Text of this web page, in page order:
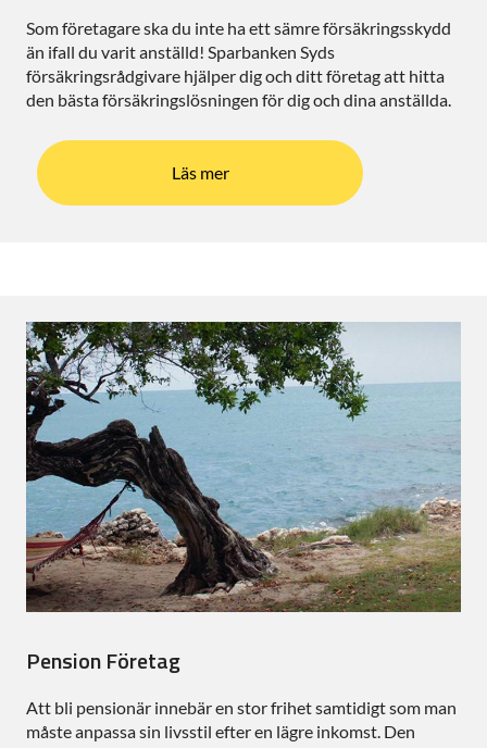
Som företagare ska du inte ha ett sämre försäkringsskydd
än ifall du varit anställd! Sparbanken Syds
försäkringsrådgivare hjälper dig och ditt företag att hitta
den bästa försäkringslösningen för dig och dina anställda.
Läs mer
Pension Företag
Att bli pensionär innebär en stor frihet samtidigt som man
måste anpassa sin livsstil efter en lägre inkomst. Den